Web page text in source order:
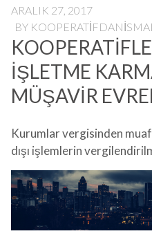
ARALIK 27, 2017
BY
İŞLETME
MÜŞAVİR
Kurumlar vergisinden
dışı işlemlerin